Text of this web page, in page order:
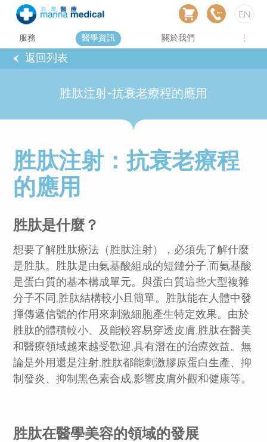
EN
服務 醫學資訊 關於我們
返回列表
胜肽注射-抗衰老療程的應用
胜肽注射：抗衰老療程
的應用
胜肽是什麼？
想要了解胜肽療法（胜肽注射），必須先了解什麼
是胜肽。胜肽是由氨基酸組成的短鏈分子,而氨基酸
是蛋白質的基本構成單元。與蛋白質這些大型複雜
分子不同,胜肽結構較小且簡單。胜肽能在人體中發
揮傳遞信號的作用來刺激細胞產生特定效果。由於
胜肽的體積較小、及能較容易穿透皮膚,胜肽在醫美
和醫療領域越來越受歡迎,具有潛在的治療效益。無
論是外用還是注射,胜肽都能刺激膠原蛋白生產、抑
制發炎、抑制黑色素合成,影響皮膚外觀和健康等。
胜肽在醫學美容的領域的發展